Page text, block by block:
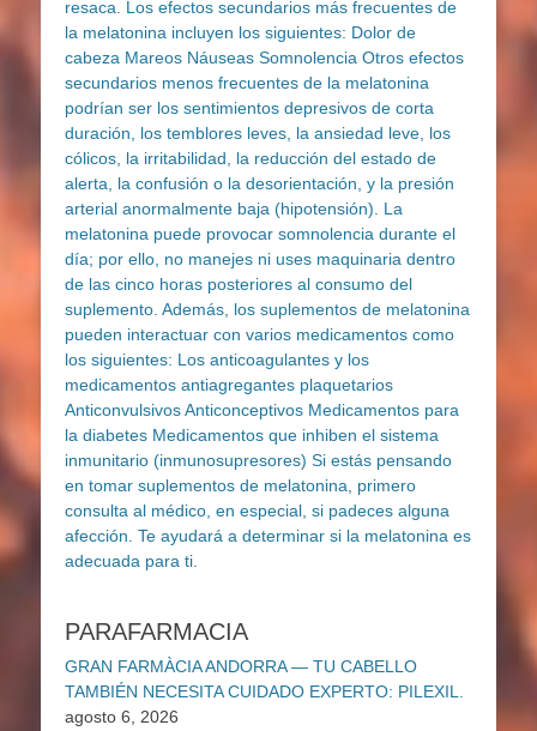
PARAFARMACIA
GRAN FARMÀCIA ANDORRA — TU CABELLO
TAMBIÉN NECESITA CUIDADO EXPERTO: PILEXIL.
agosto 6, 2026